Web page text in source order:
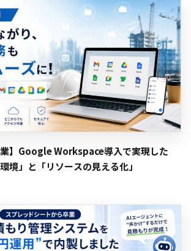
業】Google Workspace導入で実現した
境」と「リソースの見える化」